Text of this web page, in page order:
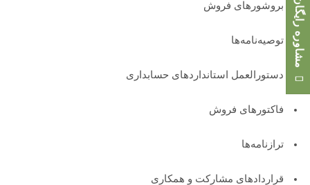
بروشورهای فروش
توصیه‌نامه‌ها
دستورالعمل استانداردهای حسابداری
فاکتورهای فروش
ترازنامه‌ها
قراردادهای مشارکت و همکاری
مشاوره رایگان